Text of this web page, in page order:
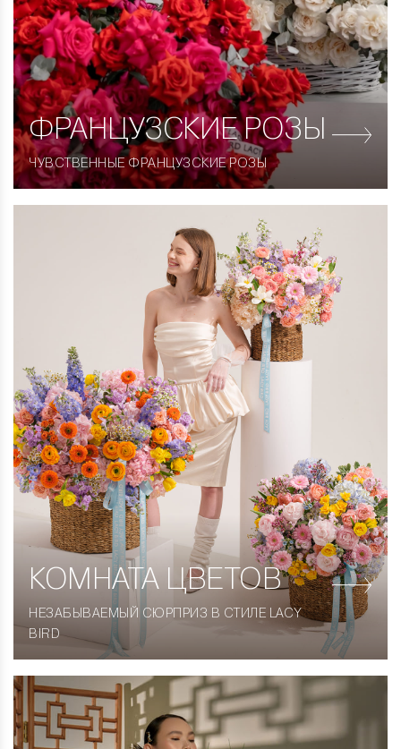
ФРАНЦУЗСКИЕРОЗЫ
ЧУВСТВЕННЫЕ ФРАНЦУЗСКИЕ РОЗЫ
КОМНАТАЦВЕТОВ
НЕЗАБЫВАЕМЫЙ СЮРПРИЗ В СТИЛЕ LACY
BIRD